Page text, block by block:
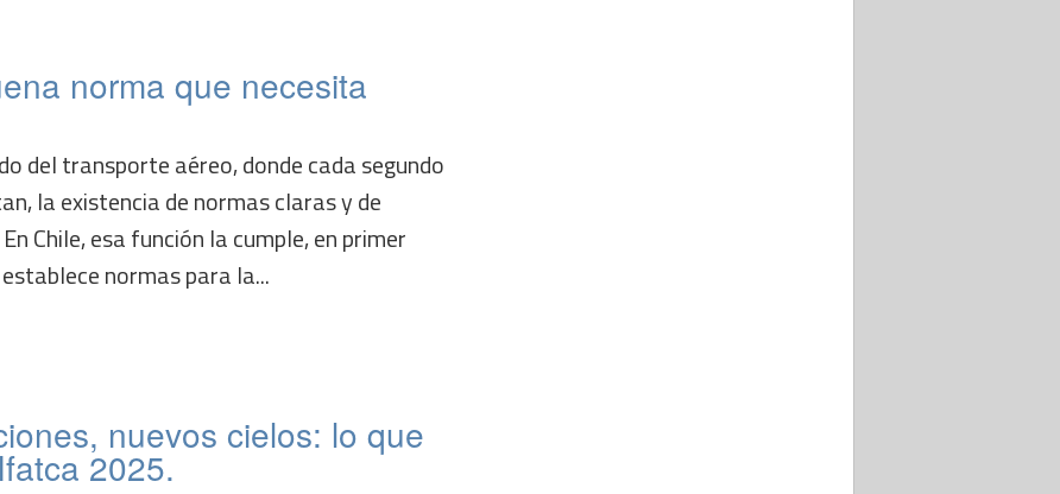
norma que necesita
del transporte aéreo, donde cada segundo
la existencia de normas claras y de
Chile, esa función la cumple, en primer
normas para la...
nuevos cielos: lo que
2025.